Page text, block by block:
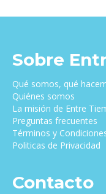
Sobre
Qué somos, qué
Quiénes somos
La misión de Entre
Preguntas frecuentes
Términos y
Politicas de Privacidad
Contacto